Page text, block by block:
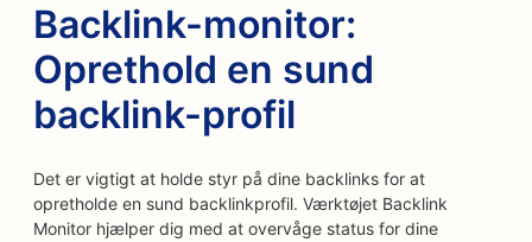
Backlink-monitor:
Oprethold en sund
backlink-profil
Det er vigtigt at holde styr på dine backlinks for at
opretholde en sund backlinkprofil. Værktøjet Backlink
Monitor hjælper dig med at overvåge status for dine